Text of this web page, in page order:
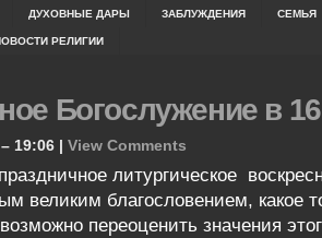
ДУХОВНЫЕ ДАРЫ ЗАБЛУЖДЕНИЯ СЕМЬЯ
РЕЛИГИИ
Богослужение в
19:06 | View Comments
литургическое
великим благословением, какое
переоценить значения